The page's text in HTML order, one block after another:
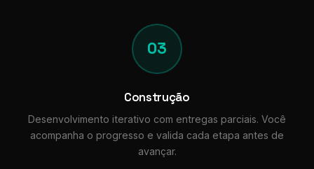
03
Construção
Desenvolvimento iterativo com entregas parciais. Você
acompanha o progresso e valida cada etapa antes de
avançar.